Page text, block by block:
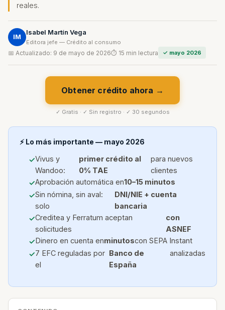
reales.
IM
Isabel Martín Vega
Editora jefe — Crédito al consumo
📅 Actualizado: 9 de mayo de 2026⏱ 15 min lectura ✓ mayo 2026
Obtener crédito ahora →
✓ Gratis · ✓ Sin registro · ✓ 30 segundos
⚡ Lo más importante — mayo 2026
Vivus y
Wandoo:
primer crédito al
0% TAE
para nuevos
clientes
Aprobación automática en10–15 minutos
Sin nómina, sin aval:
solo
DNI/NIE + cuenta
bancaria
Creditea y Ferratum aceptan
solicitudes
con
ASNEF
Dinero en cuenta enminutoscon SEPA Instant
7 EFC reguladas por
el
Banco de
España
analizadas